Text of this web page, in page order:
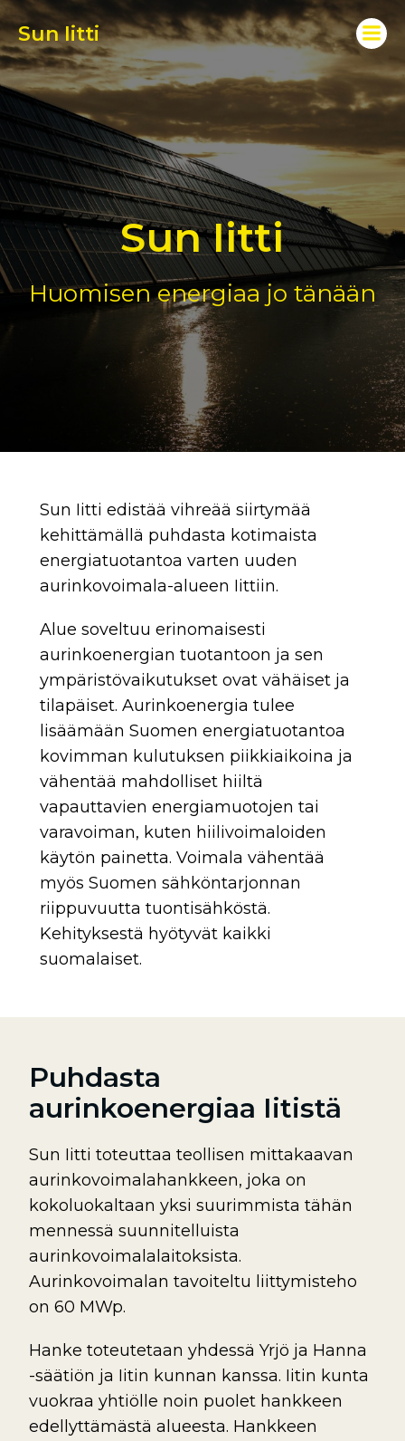
Sun Iitti
Sun Iitti
Huomisen energiaa jo tänään
Sun Iitti edistää vihreää siirtymää
kehittämällä puhdasta kotimaista
energiatuotantoa varten uuden
aurinkovoimala-alueen Iittiin.
Alue soveltuu erinomaisesti
aurinkoenergian tuotantoon ja sen
ympäristövaikutukset ovat vähäiset ja
tilapäiset. Aurinkoenergia tulee
lisäämään Suomen energiatuotantoa
kovimman kulutuksen piikkiaikoina ja
vähentää mahdolliset hiiltä
vapauttavien energiamuotojen tai
varavoiman, kuten hiilivoimaloiden
käytön painetta. Voimala vähentää
myös Suomen sähköntarjonnan
riippuvuutta tuontisähköstä.
Kehityksestä hyötyvät kaikki
suomalaiset.
Puhdasta
aurinkoenergiaa Iitistä
Sun Iitti toteuttaa teollisen mittakaavan
aurinkovoimalahankkeen, joka on
kokoluokaltaan yksi suurimmista tähän
mennessä suunnitelluista
aurinkovoimalalaitoksista.
Aurinkovoimalan tavoiteltu liittymisteho
on 60 MWp.
Hanke toteutetaan yhdessä Yrjö ja Hanna
-säätiön ja Iitin kunnan kanssa. Iitin kunta
vuokraa yhtiölle noin puolet hankkeen
edellyttämästä alueesta. Hankkeen